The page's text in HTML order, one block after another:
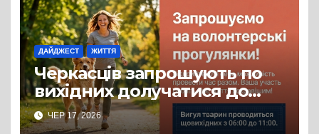
ДАЙДЖЕСТ ЖИТТЯ
Черкасців запрошують по
вихідних долучатися до
прогулянок із собаками з
комунального Центру
ЧЕР 17, 2026